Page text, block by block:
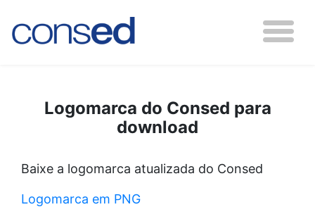
Logomarca do Consed para
download
Baixe a logomarca atualizada do Consed
Logomarca em PNG